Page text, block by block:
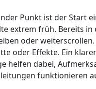
Punkt ist der Start
extrem früh. Bereits
oder
oder Effekte. Ein
helfen dabei,
funktionieren